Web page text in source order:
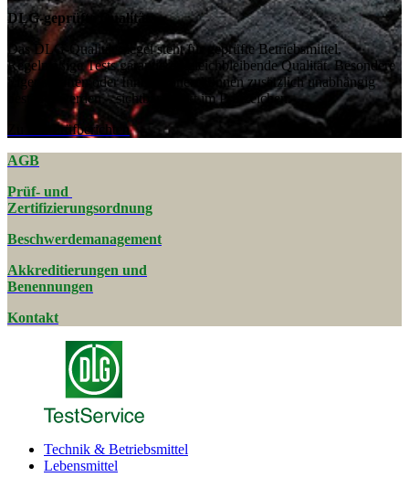
DLG-geprüfte Qualität
Das DLG-Qualitätssiegel steht für geprüfte Betriebsmittel.
Regelmäßige Tests garantieren gleichbleibende Qualität. Besondere
Eigenschaften oder Innovationen können zusätzlich unabhängig
bestätigt werden – sichtbar direkt im Prüfzeichen.
Zu den Prüfberichten
AGB
Prüf- und
Zertifizierungsordnung
Beschwerde­management
Akkreditierungen und
Benennungen
Kontakt
Technik & Betriebsmittel
Lebensmittel